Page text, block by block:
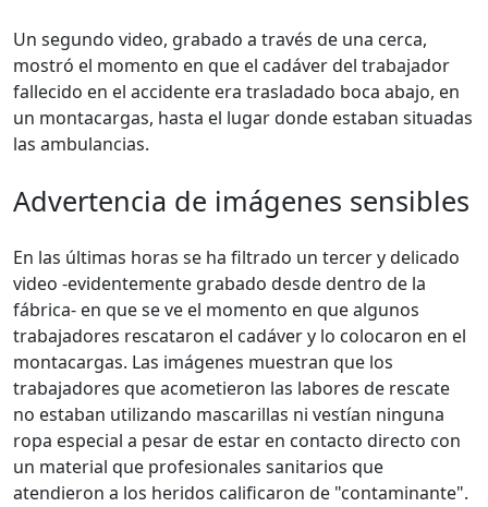
Un segundo video, grabado a través de una cerca,
mostró el momento en que el cadáver del trabajador
fallecido en el accidente era trasladado boca abajo, en
un montacargas, hasta el lugar donde estaban situadas
las ambulancias.
Advertencia de imágenes sensibles
En las últimas horas se ha filtrado un tercer y delicado
video -evidentemente grabado desde dentro de la
fábrica- en que se ve el momento en que algunos
trabajadores rescataron el cadáver y lo colocaron en el
montacargas. Las imágenes muestran que los
trabajadores que acometieron las labores de rescate
no estaban utilizando mascarillas ni vestían ninguna
ropa especial a pesar de estar en contacto directo con
un material que profesionales sanitarios que
atendieron a los heridos calificaron de "contaminante".